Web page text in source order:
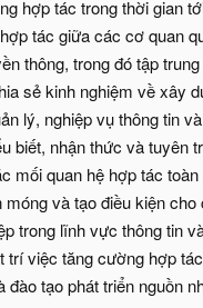
hợp tác trong thời gian
tác giữa các cơ quan
thông, trong đó tập
sẻ kinh nghiệm về xây
lý, nghiệp vụ thông tin
biết, nhận thức và tuyên
mối quan hệ hợp tác
móng và tạo điều kiện
trong lĩnh vực thông tin
trí việc tăng cường hợp
đào tạo phát triển nguồn